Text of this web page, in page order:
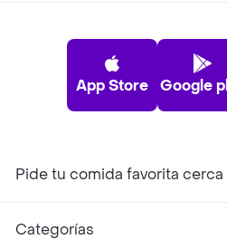
App Store Google
Pide tu comida favorita cerca
Categorías